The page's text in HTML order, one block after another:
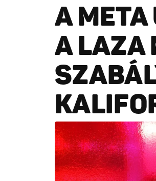
A
A LAZA